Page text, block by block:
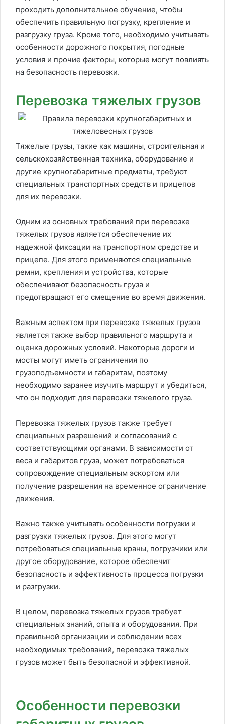
проходить дополнительное обучение, чтобы
обеспечить правильную погрузку, крепление и
разгрузку груза. Кроме того, необходимо учитывать
особенности дорожного покрытия, погодные
условия и прочие факторы, которые могут повлиять
на безопасность перевозки.
Перевозка тяжелых грузов
Тяжелые грузы, такие как машины, строительная и
сельскохозяйственная техника, оборудование и
другие крупногабаритные предметы, требуют
специальных транспортных средств и прицепов
для их перевозки.
Одним из основных требований при перевозке
тяжелых грузов является обеспечение их
надежной фиксации на транспортном средстве и
прицепе. Для этого применяются специальные
ремни, крепления и устройства, которые
обеспечивают безопасность груза и
предотвращают его смещение во время движения.
Важным аспектом при перевозке тяжелых грузов
является также выбор правильного маршрута и
оценка дорожных условий. Некоторые дороги и
мосты могут иметь ограничения по
грузоподъемности и габаритам, поэтому
необходимо заранее изучить маршрут и убедиться,
что он подходит для перевозки тяжелого груза.
Перевозка тяжелых грузов также требует
специальных разрешений и согласований с
соответствующими органами. В зависимости от
веса и габаритов груза, может потребоваться
сопровождение специальным эскортом или
получение разрешения на временное ограничение
движения.
Важно также учитывать особенности погрузки и
разгрузки тяжелых грузов. Для этого могут
потребоваться специальные краны, погрузчики или
другое оборудование, которое обеспечит
безопасность и эффективность процесса погрузки
и разгрузки.
В целом, перевозка тяжелых грузов требует
специальных знаний, опыта и оборудования. При
правильной организации и соблюдении всех
необходимых требований, перевозка тяжелых
грузов может быть безопасной и эффективной.
Особенности перевозки